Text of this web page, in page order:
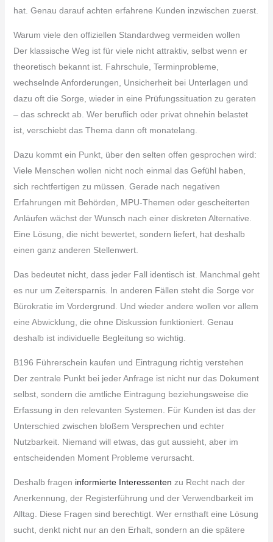
hat. Genau darauf achten erfahrene Kunden inzwischen zuerst.
Warum viele den offiziellen Standardweg vermeiden wollen
Der klassische Weg ist für viele nicht attraktiv, selbst wenn er
theoretisch bekannt ist. Fahrschule, Terminprobleme,
wechselnde Anforderungen, Unsicherheit bei Unterlagen und
dazu oft die Sorge, wieder in eine Prüfungssituation zu geraten
– das schreckt ab. Wer beruflich oder privat ohnehin belastet
ist, verschiebt das Thema dann oft monatelang.
Dazu kommt ein Punkt, über den selten offen gesprochen wird:
Viele Menschen wollen nicht noch einmal das Gefühl haben,
sich rechtfertigen zu müssen. Gerade nach negativen
Erfahrungen mit Behörden, MPU-Themen oder gescheiterten
Anläufen wächst der Wunsch nach einer diskreten Alternative.
Eine Lösung, die nicht bewertet, sondern liefert, hat deshalb
einen ganz anderen Stellenwert.
Das bedeutet nicht, dass jeder Fall identisch ist. Manchmal geht
es nur um Zeitersparnis. In anderen Fällen steht die Sorge vor
Bürokratie im Vordergrund. Und wieder andere wollen vor allem
eine Abwicklung, die ohne Diskussion funktioniert. Genau
deshalb ist individuelle Begleitung so wichtig.
B196 Führerschein kaufen und Eintragung richtig verstehen
Der zentrale Punkt bei jeder Anfrage ist nicht nur das Dokument
selbst, sondern die amtliche Eintragung beziehungsweise die
Erfassung in den relevanten Systemen. Für Kunden ist das der
Unterschied zwischen bloßem Versprechen und echter
Nutzbarkeit. Niemand will etwas, das gut aussieht, aber im
entscheidenden Moment Probleme verursacht.
Deshalb fragen informierte Interessenten zu Recht nach der
Anerkennung, der Registerführung und der Verwendbarkeit im
Alltag. Diese Fragen sind berechtigt. Wer ernsthaft eine Lösung
sucht, denkt nicht nur an den Erhalt, sondern an die spätere